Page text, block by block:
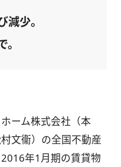
少。
ーム株式会社（本
文衞）の全国不動産
年1月期の賃貸物